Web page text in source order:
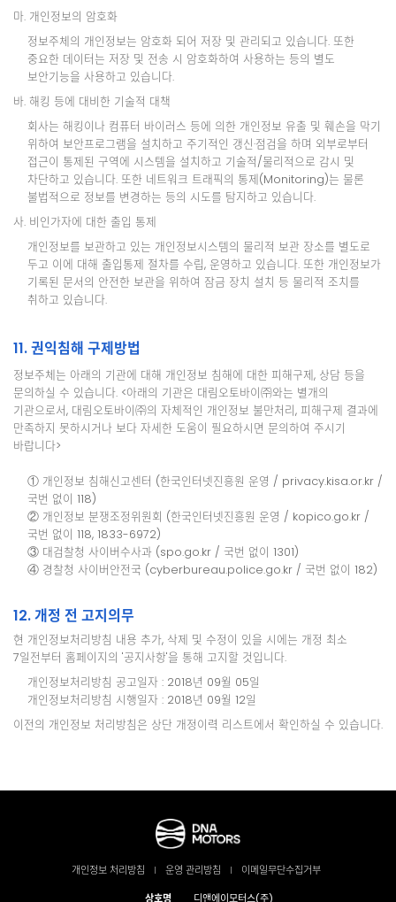
마. 개인정보의 암호화
정보주체의 개인정보는 암호화 되어 저장 및 관리되고 있습니다. 또한
중요한 데이터는 저장 및 전송 시 암호화하여 사용하는 등의 별도
보안기능을 사용하고 있습니다.
바. 해킹 등에 대비한 기술적 대책
회사는 해킹이나 컴퓨터 바이러스 등에 의한 개인정보 유출 및 훼손을 막기
위하여 보안프로그램을 설치하고 주기적인 갱신·점검을 하며 외부로부터
접근이 통제된 구역에 시스템을 설치하고 기술적/물리적으로 감시 및
차단하고 있습니다. 또한 네트워크 트래픽의 통제(Monitoring)는 물론
불법적으로 정보를 변경하는 등의 시도를 탐지하고 있습니다.
사. 비인가자에 대한 출입 통제
개인정보를 보관하고 있는 개인정보시스템의 물리적 보관 장소를 별도로
두고 이에 대해 출입통제 절차를 수립, 운영하고 있습니다. 또한 개인정보가
기록된 문서의 안전한 보관을 위하여 잠금 장치 설치 등 물리적 조치를
취하고 있습니다.
11. 권익침해 구제방법
정보주체는 아래의 기관에 대해 개인정보 침해에 대한 피해구제, 상담 등을
문의하실 수 있습니다. <아래의 기관은 대림오토바이㈜와는 별개의
기관으로서, 대림오토바이㈜의 자체적인 개인정보 불만처리, 피해구제 결과에
만족하지 못하시거나 보다 자세한 도움이 필요하시면 문의하여 주시기
바랍니다>
① 개인정보 침해신고센터 (한국인터넷진흥원 운영 / privacy.kisa.or.kr /
국번 없이 118)
② 개인정보 분쟁조정위원회 (한국인터넷진흥원 운영 / kopico.go.kr /
국번 없이 118, 1833-6972)
③ 대검찰청 사이버수사과 (spo.go.kr / 국번 없이 1301)
④ 경찰청 사이버안전국 (cyberbureau.police.go.kr / 국번 없이 182)
12. 개정 전 고지의무
현 개인정보처리방침 내용 추가, 삭제 및 수정이 있을 시에는 개정 최소
7일전부터 홈페이지의 '공지사항'을 통해 고지할 것입니다.
개인정보처리방침 공고일자 : 2018년 09월 05일
개인정보처리방침 시행일자 : 2018년 09월 12일
이전의 개인정보 처리방침은 상단 개정이력 리스트에서 확인하실 수 있습니다.
개인정보 처리방침 운영 관리방침
이메일무단수집거부
상호명
디앤에이모터스(주)